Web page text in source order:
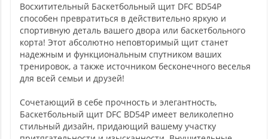
Восхитительный Баскетбольный щит DFC BD54P
способен превратиться в действительно яркую и
спортивную деталь вашего двора или баскетбольного
корта! Этот абсолютно неповторимый щит станет
надежным и функциональным спутником ваших
тренировок, а также источником бесконечного веселья
для всей семьи и друзей!
Сочетающий в себе прочность и элегантность,
Баскетбольный щит DFC BD54P имеет великолепно
стильный дизайн, придающий вашему участку